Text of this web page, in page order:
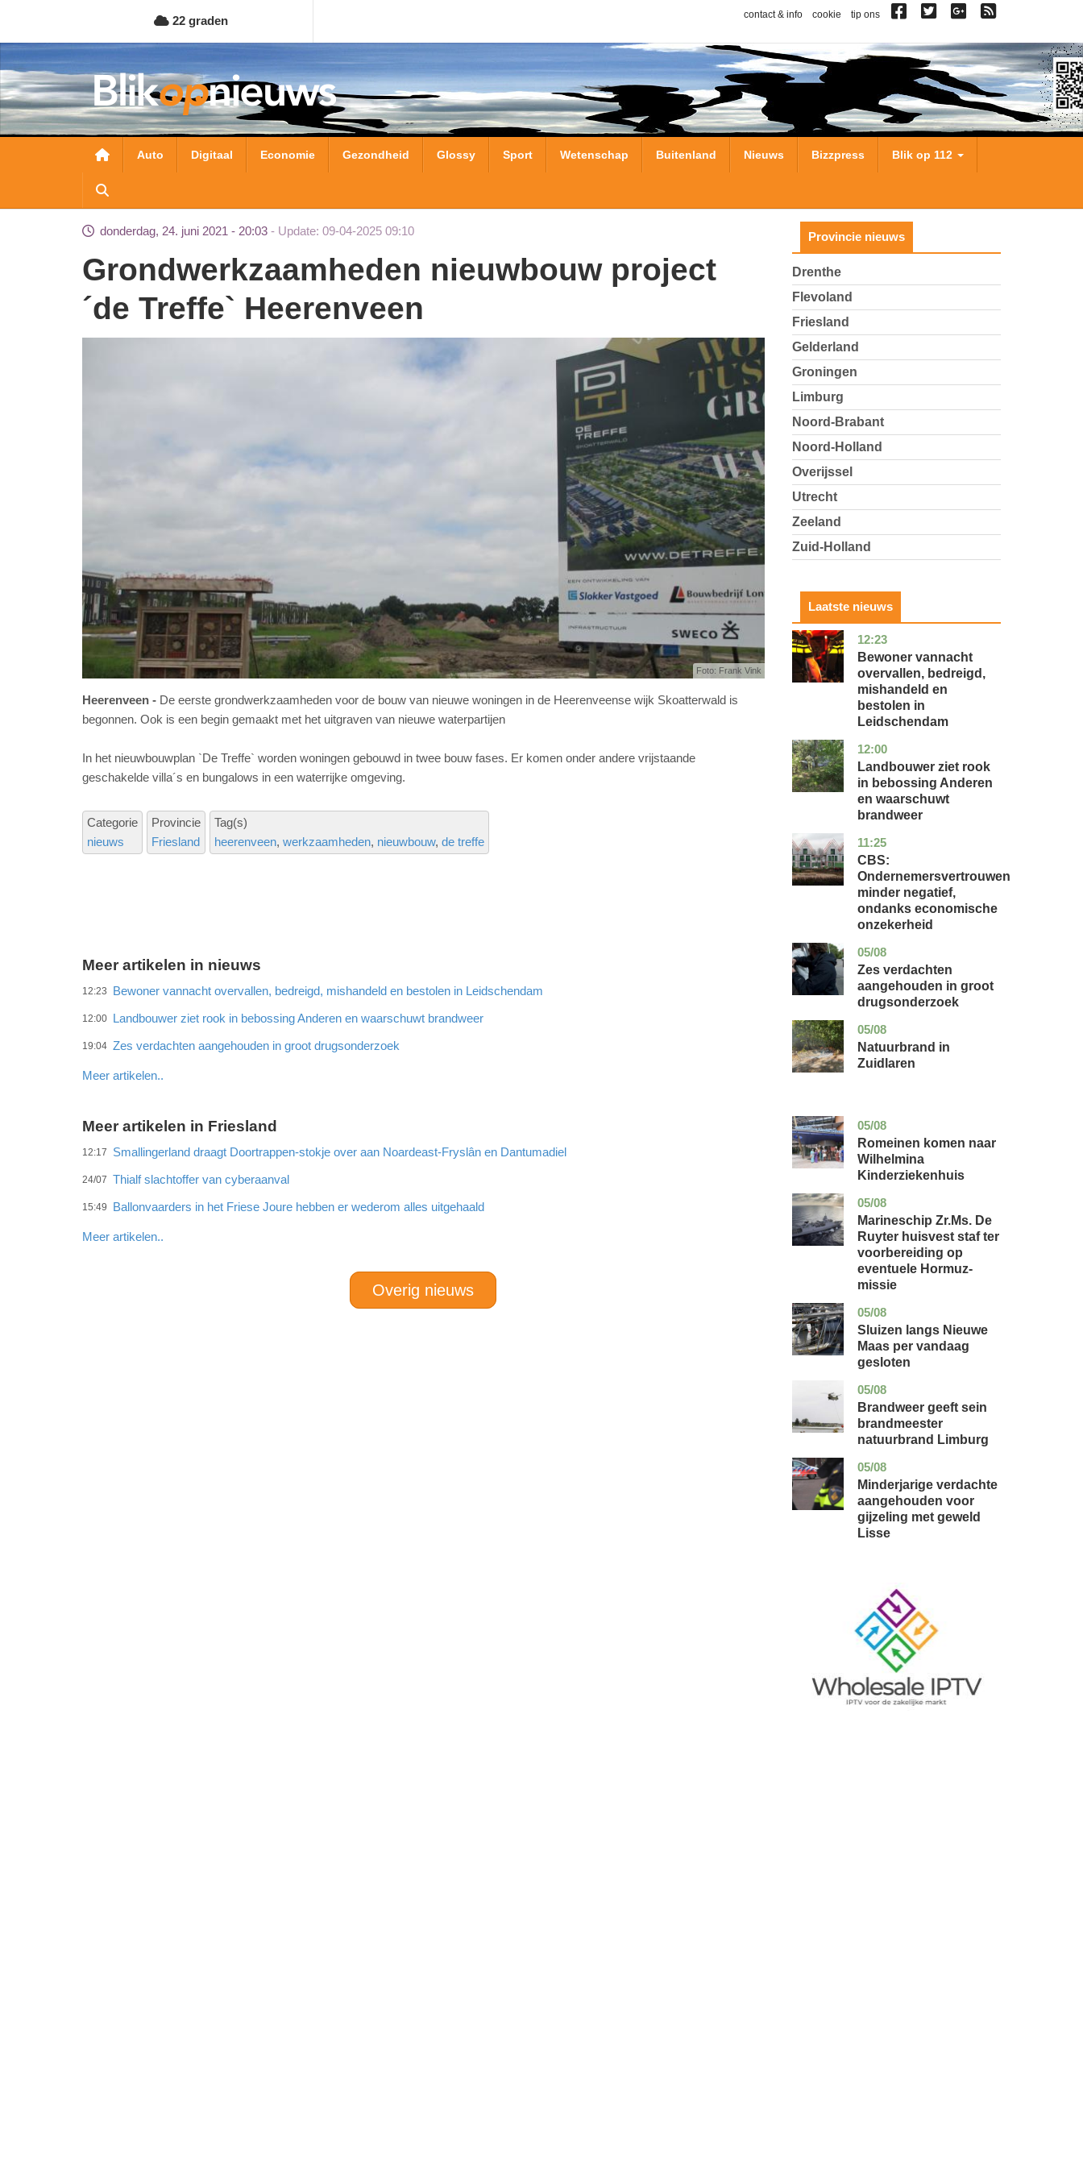
naar
de
inhoud
gaan
22 graden contact & info cookie tip ons
Hoofdnavigatie
Auto Digitaal Economie Gezondheid Glossy Sport Wetenschap Buitenland Nieuws Bizzpress Blik op 112
donderdag, 24. juni 2021 - 20:03 Update: 09-04-2025 09:10
Grondwerkzaamheden nieuwbouw project
´de Treffe` Heerenveen
Foto: Frank Vink
Heerenveen
De eerste grondwerkzaamheden voor de bouw van nieuwe woningen in de Heerenveense wijk Skoatterwald is
begonnen. Ook is een begin gemaakt met het uitgraven van nieuwe waterpartijen
In het nieuwbouwplan `De Treffe` worden woningen gebouwd in twee bouw fases. Er komen onder andere vrijstaande
geschakelde villa´s en bungalows in een waterrijke omgeving.
Categorie
nieuws
Provincie
Friesland
Tag(s)
heerenveen werkzaamheden nieuwbouw de treffe
Meer artikelen in nieuws
12:23 Bewoner vannacht overvallen, bedreigd, mishandeld en bestolen in Leidschendam
12:00 Landbouwer ziet rook in bebossing Anderen en waarschuwt brandweer
19:04 Zes verdachten aangehouden in groot drugsonderzoek
Meer artikelen..
Meer artikelen in Friesland
12:17 Smallingerland draagt Doortrappen-stokje over aan Noardeast-Fryslân en Dantumadiel
24/07 Thialf slachtoffer van cyberaanval
15:49 Ballonvaarders in het Friese Joure hebben er wederom alles uitgehaald
Meer artikelen..
Overig nieuws
Provincie nieuws
Drenthe
Flevoland
Friesland
Gelderland
Groningen
Limburg
Noord-Brabant
Noord-Holland
Overijssel
Utrecht
Zeeland
Zuid-Holland
Laatste nieuws
12:23
zuid-
holland
nieuws
Bewoner vannacht
overvallen, bedreigd,
mishandeld en
bestolen in
Leidschendam
12:00
drenthe
nieuws
Landbouwer ziet rook
in bebossing Anderen
en waarschuwt
brandweer
11:25
zuid-
holland
economie
CBS:
Ondernemersvertrouwen
minder negatief,
ondanks economische
onzekerheid
05/08
zuid-
holland
nieuws
Zes verdachten
aangehouden in groot
drugsonderzoek
05/08
drenthe
nieuws
Natuurbrand in
Zuidlaren
05/08
utrecht
nieuws
Romeinen komen naar
Wilhelmina
Kinderziekenhuis
05/08
zuid-
holland
nieuws
Marineschip Zr.Ms. De
Ruyter huisvest staf ter
voorbereiding op
eventuele Hormuz-
missie
05/08
zuid-
holland
nieuws
Sluizen langs Nieuwe
Maas per vandaag
gesloten
05/08
limburg
nieuws
Brandweer geeft sein
brandmeester
natuurbrand Limburg
05/08
zuid-
holland
nieuws
Minderjarige verdachte
aangehouden voor
gijzeling met geweld
Lisse